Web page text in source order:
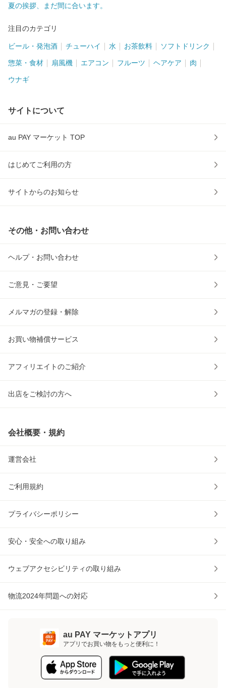
夏の挨拶、まだ間に合います。
注目のカテゴリ
ビール・発泡酒 チューハイ 水 お茶飲料 ソフトドリンク
惣菜・食材 扇風機 エアコン フルーツ ヘアケア 肉
ウナギ
サイトについて
au PAY マーケット TOP
はじめてご利用の方
サイトからのお知らせ
その他・お問い合わせ
ヘルプ・お問い合わせ
ご意見・ご要望
メルマガの登録・解除
お買い物補償サービス
アフィリエイトのご紹介
出店をご検討の方へ
会社概要・規約
運営会社
ご利用規約
プライバシーポリシー
安心・安全への取り組み
ウェブアクセシビリティの取り組み
物流2024年問題への対応
au PAY マーケットアプリ
アプリでお買い物をもっと便利に！